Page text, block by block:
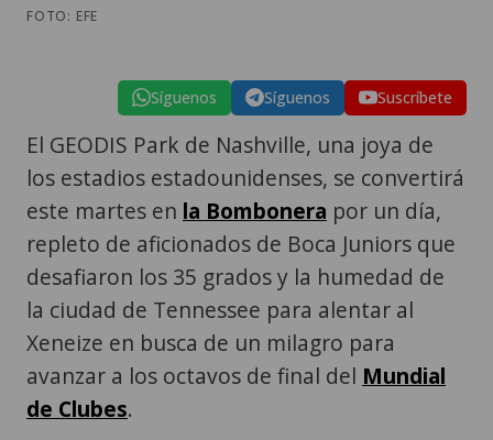
FOTO: EFE
Síguenos Síguenos Suscríbete
El GEODIS Park de Nashville, una joya de
los estadios estadounidenses, se convertirá
este martes en la Bombonera por un día,
repleto de aficionados de Boca Juniors que
desafiaron los 35 grados y la humedad de
la ciudad de Tennessee para alentar al
Xeneize en busca de un milagro para
avanzar a los octavos de final del Mundial
de Clubes.